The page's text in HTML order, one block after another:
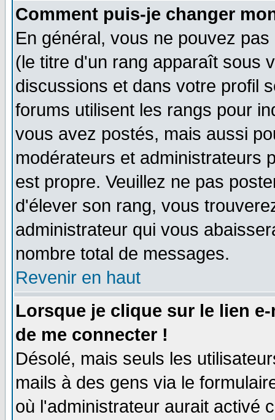
Comment puis-je changer
En général, vous ne pouvez
(le titre d'un rang apparaît sous
discussions et dans votre profil
forums utilisent les rangs pour
vous avez postés, mais aussi
modérateurs et administrateurs
est propre. Veuillez ne pas
d'élever son rang, vous
administrateur qui vous
nombre total de messages.
Revenir en haut
Lorsque je clique sur le lien
de me connecter !
Désolé, mais seuls les
mails à des gens via le
où l'administrateur aurait activé